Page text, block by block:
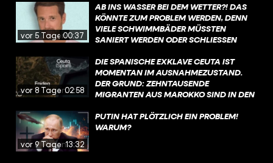
vor 5 Tagen00:37
AB INS WASSER BEI DEM WETTER?! DAS
KÖNNTE ZUM PROBLEM WERDEN, DENN
VIELE SCHWIMMBÄDER MÜSSTEN
SANIERT WERDEN ODER SCHLIESSEN S
vor 8 Tagen02:58
DIE SPANISCHE EXKLAVE CEUTA IST
MOMENTAN IM AUSNAHMEZUSTAND.
DER GRUND: ZEHNTAUSENDE
MIGRANTEN AUS MAROKKO SIND IN DEN
STADT GELANGT. MEHR ZU DEN
HINTERGRÜNDEN ERFAHRT IHR IN DIESEM
vor 9 Tagen13:32
PUTIN HAT PLÖTZLICH EIN PROBLEM!
WARUM?